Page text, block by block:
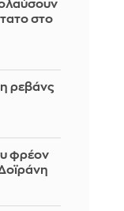
στο
ρεβάνς
φρέον